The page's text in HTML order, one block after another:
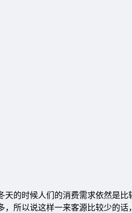
的时候人们的消费需求依然是比
所以说这样一来客源比较少的话